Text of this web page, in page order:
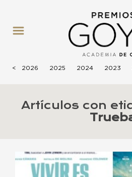
< 2026 2025 2024 2023
Artículos con